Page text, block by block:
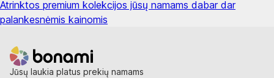
Atrinktos premium kolekcijos jūsų namams dabar dar
palankesnėmis kainomis
Jūsų laukia platus prekių namams